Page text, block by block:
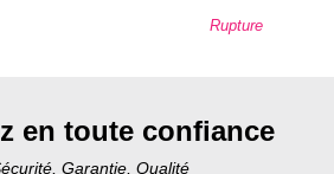
Rupture
en toute confiance
Garantie, Qualité